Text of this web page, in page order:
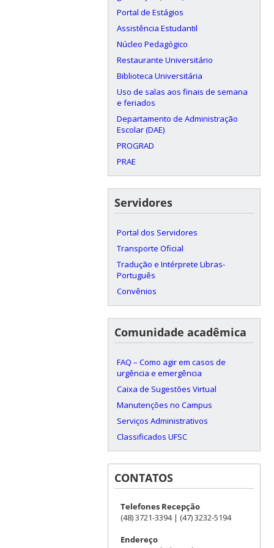
Portal de Estágios
Assistência Estudantil
Núcleo Pedagógico
Restaurante Universitário
Biblioteca Universitária
Uso de salas aos finais de semana
e feriados
Departamento de Administração
Escolar (DAE)
PROGRAD
PRAE
Servidores
Portal dos Servidores
Transporte Oficial
Tradução e Intérprete Libras-
Português
Convênios
Comunidade acadêmica
FAQ – Como agir em casos de
urgência e emergência
Caixa de Sugestões Virtual
Manutenções no Campus
Serviços Administrativos
Classificados UFSC
CONTATOS
Telefones Recepção
(48) 3721-3394 | (47) 3232-5194
Endereço